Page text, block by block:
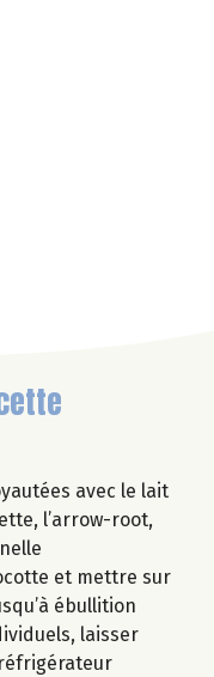
avec le lait
l’arrow-root,
et mettre sur
ébullition
laisser